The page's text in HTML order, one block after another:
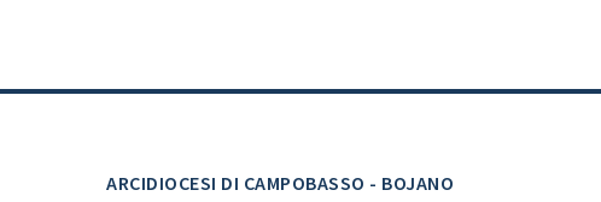
ARCIDIOCESI DI CAMPOBASSO - BOJANO